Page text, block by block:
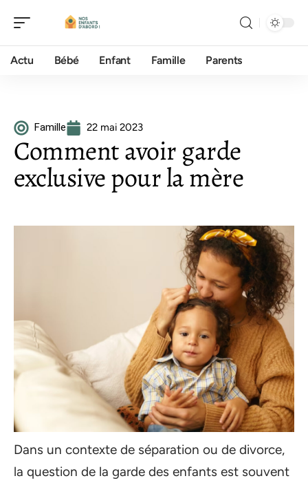
Actu Bébé Enfant Famille Parents
Famille 22 mai 2023
Comment avoir garde
exclusive pour la mère
Dans un contexte de séparation ou de divorce,
la question de la garde des enfants est souvent